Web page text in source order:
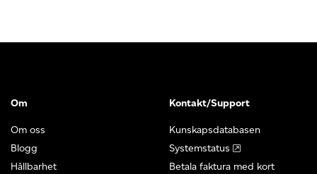
Om
Om oss
Blogg
Hållbarhet
Kontakt/Support
Kunskapsdatabasen
Systemstatus
Betala faktura med kort